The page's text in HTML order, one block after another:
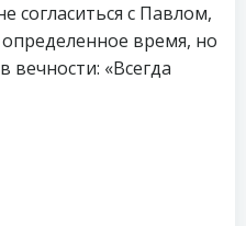
согласиться с Павлом,
время, но
вечности: «Всегда